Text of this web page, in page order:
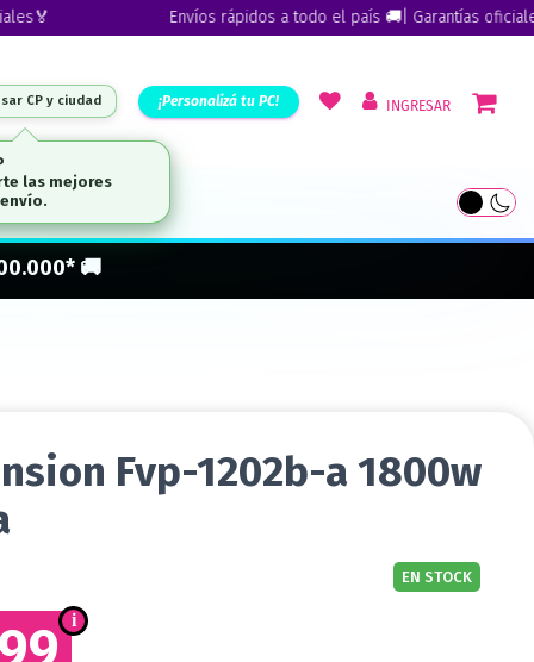
Envíos rápidos a todo el país 🚚| Garantías oficiales🏅
CP y ciudad ¡Personalizá tu PC! INGRESAR
🚚
Fvp-1202b-a 1800w
EN STOCK